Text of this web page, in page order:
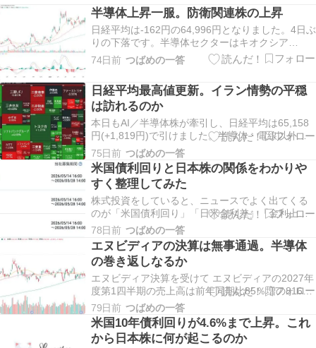
半導体上昇一服。防衛関連株の上昇
日経平均は-162円の64,996円となりました。4日ぶ
りの下落です。半導体セクターはキオクシア
(-4.57%)、アドバンテスト(-6.05%)など大きく売
られる銘柄が目立ちました。 一方で長らく調整し
は午前に急騰後、後場で売られる展…
74日前 つばめの一答
日経平均最高値更新。イラン情勢の平穏
は訪れるのか
本日もAI／半導体株が牽引し、日経平均は65,158
円(+1,819円)で引けました。半導体・電線以外に
は建設セクターが強かったように感じます。7万円
までノンストップで進んでしまうのでしょうか？
背景には前日のアメリカ株高、SOX指数上昇、イ
ラン情勢リスクの後退などが挙げられてい…
75日前 つばめの一答
米国債利回りと日本株の関係をわかりや
すく整理してみた
株式投資をしていると、ニュースでよく出てくる
のが「米国債利回り」「日米金利差」「金利上
昇」「円キャリー取引」といった言葉です。 個別
株を見ていると、どうしても企業の決算や配当、
株主優待、株価指標に目が向きがちですが、しか
し、株価は企業単体の材料だけで動くわけではあ
りません。市場…
78日前 つばめの一答
エヌビディアの決算は無事通過。半導体
の巻き返しなるか
エヌビディア決算を受けて エヌビディアの2027年
度第1四半期の売上高は前年同期比85％増の816億
1500万ドルとなり、純利益は約3.1倍の583億2100
万ドルに達した。いずれも四半期ベースで過去最
高を記録している。営業利益は2.5倍の535億ドル
へと大幅に増加し、営業利益…
79日前 つばめの一答
米国10年債利回りが4.6%まで上昇。これ
から日本株に何が起こるのか